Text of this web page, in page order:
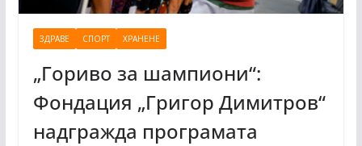
ЗДРАВЕ СПОРТ ХРАНЕНЕ
„Гориво за шампиони“:
Фондация „Григор Димитров“
надгражда програмата